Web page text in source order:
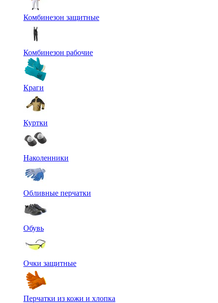
Комбинезон защитные
Комбинезон рабочие
Краги
Куртки
Наколенники
Обливные перчатки
Обувь
Очки защитные
Перчатки из кожи и хлопка